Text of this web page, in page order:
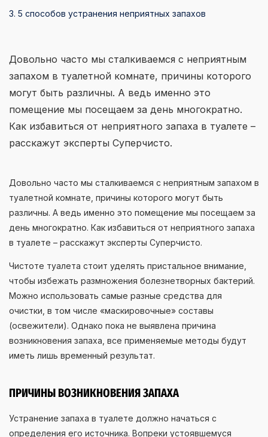
3. 5 способов устранения неприятных запахов
Довольно часто мы сталкиваемся с неприятным
запахом в туалетной комнате, причины которого
могут быть различны. А ведь именно это
помещение мы посещаем за день многократно.
Как избавиться от неприятного запаха в туалете –
расскажут эксперты Суперчисто.
Довольно часто мы сталкиваемся с неприятным запахом в
туалетной комнате, причины которого могут быть
различны. А ведь именно это помещение мы посещаем за
день многократно. Как избавиться от неприятного запаха
в туалете – расскажут эксперты Суперчисто.
Чистоте туалета стоит уделять пристальное внимание,
чтобы избежать размножения болезнетворных бактерий.
Можно использовать самые разные средства для
очистки, в том числе «маскировочные» составы
(освежители). Однако пока не выявлена причина
возникновения запаха, все применяемые методы будут
иметь лишь временный результат.
ПРИЧИНЫ ВОЗНИКНОВЕНИЯ ЗАПАХА
Устранение запаха в туалете должно начаться с
определения его источника. Вопреки устоявшемуся